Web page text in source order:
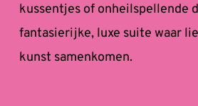
kussentjes of onheilspellende
fantasierijke, luxe suite waar
kunst samenkomen.